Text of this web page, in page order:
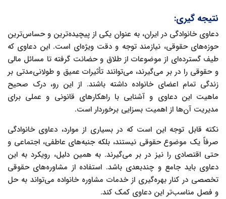
نتیجه گیری:
دعاوی خانوادگی در ایران، به عنوان یکی از پیچیده‌ترین و حساس‌ترین
حوزه‌های حقوقی، نیازمند توجه و دقت ویژه‌ای است. این دعاوی که
طیف گسترده‌ای از موضوعات از طلاق و حضانت گرفته تا مسائل مالی
و حقوقی را در بر می‌گیرند، می‌توانند تأثیرات عمیق و طولانی‌مدتی بر
زندگی تمام اعضای خانواده داشته باشند. از این رو، درک صحیح
ماهیت این دعاوی و آشنایی با راهکارهای قانونی و عملی برای
مدیریت آن‌ها از اهمیت بسزایی برخوردار است.
نکته قابل توجه این است که در بسیاری از موارد، دعاوی خانوادگی
صرفاً یک موضوع حقوقی نیستند، بلکه جنبه‌های عاطفی، اجتماعی و
حتی اقتصادی را نیز در بر می‌گیرند. به همین دلیل، رویکرد به این
دعاوی باید جامع و چندبعدی باشد. استفاده از مشاوره‌های حقوقی
تخصصی در کنار بهره‌گیری از خدمات مشاوره خانواده می‌تواند به حل
و فصل مناسب‌تر این دعاوی کمک کند.